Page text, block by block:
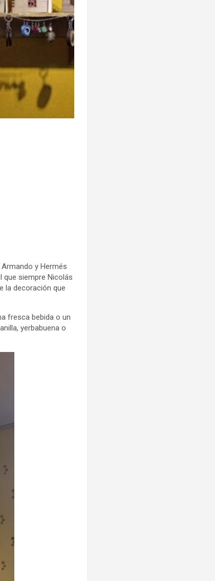
y Hermés
que siempre Nicolás
la decoración que
fresca bebida o un
yerbabuena o